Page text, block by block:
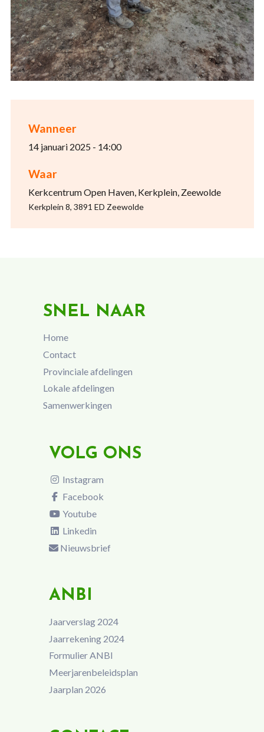
Wanneer
14 januari 2025 - 14:00
Waar
Kerkcentrum Open Haven, Kerkplein, Zeewolde
Kerkplein 8, 3891 ED Zeewolde
SNEL NAAR
Home
Contact
Provinciale afdelingen
Lokale afdelingen
Samenwerkingen
VOLG ONS
Instagram
Facebook
Youtube
Linkedin
Nieuwsbrief
ANBI
Jaarverslag 2024
Jaarrekening 2024
Formulier ANBI
Meerjarenbeleidsplan
Jaarplan 2026